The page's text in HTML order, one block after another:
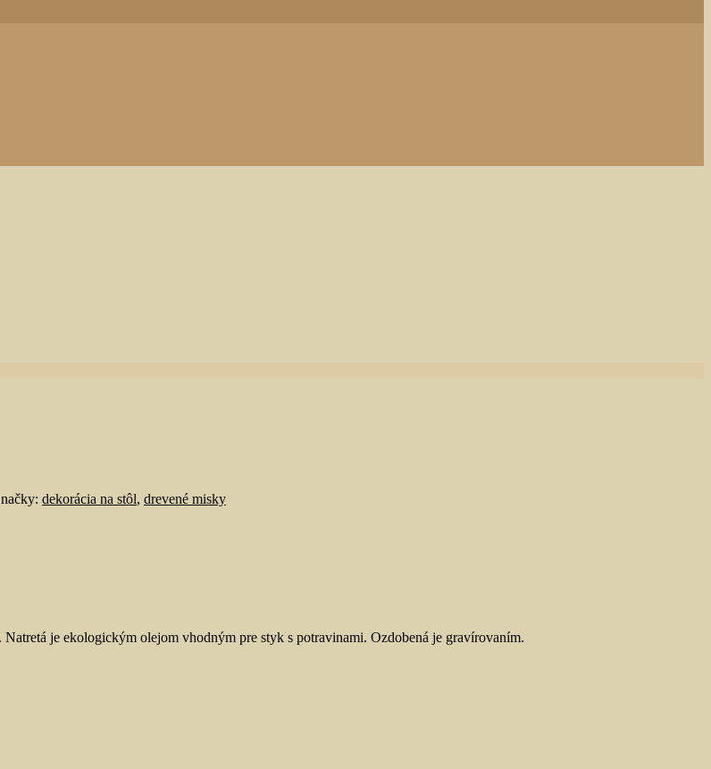
dekorácia na stôl, drevené misky
je ekologickým olejom vhodným pre styk s potravinami. Ozdobená je gravírovaním.